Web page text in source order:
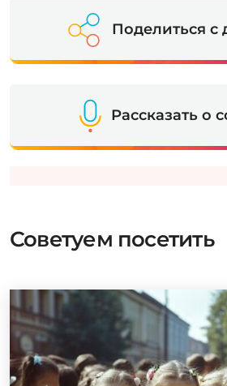
Поделиться с
Рассказать о
Советуем посетить